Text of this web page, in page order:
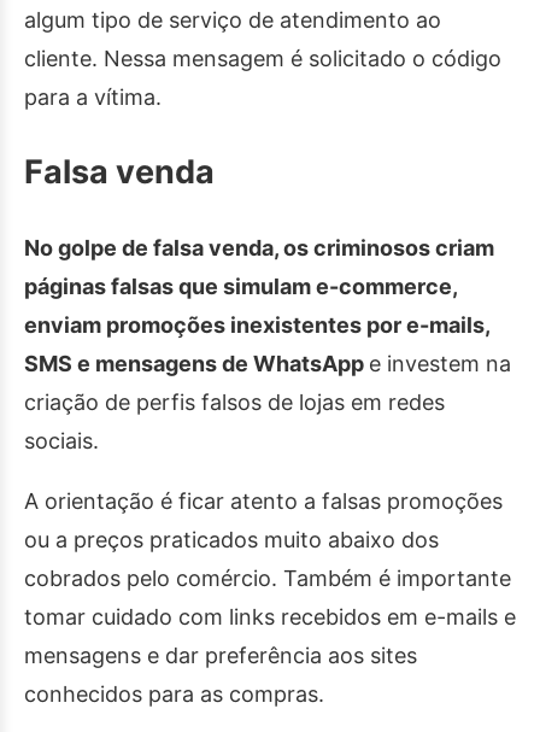
algum tipo de serviço de atendimento ao
cliente. Nessa mensagem é solicitado o código
para a vítima.
Falsa venda
No golpe de falsa venda, os criminosos criam
páginas falsas que simulam e-commerce,
enviam promoções inexistentes por e-mails,
SMS e mensagens de WhatsApp e investem na
criação de perfis falsos de lojas em redes
sociais.
A orientação é ficar atento a falsas promoções
ou a preços praticados muito abaixo dos
cobrados pelo comércio. Também é importante
tomar cuidado com links recebidos em e-mails e
mensagens e dar preferência aos sites
conhecidos para as compras.